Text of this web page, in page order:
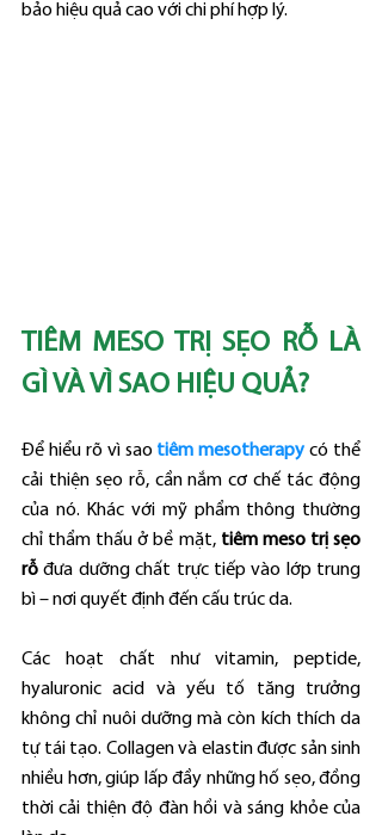
bảo hiệu quả cao với chi phí hợp lý.
TIÊM MESO TRỊ SẸO RỖ LÀ
GÌ VÀ VÌ SAO HIỆU QUẢ?
Để hiểu rõ vì sao tiêm mesotherapy có thể
cải thiện sẹo rỗ, cần nắm cơ chế tác động
của nó. Khác với mỹ phẩm thông thường
chỉ thẩm thấu ở bề mặt, tiêm meso trị sẹo
rỗ đưa dưỡng chất trực tiếp vào lớp trung
bì – nơi quyết định đến cấu trúc da.
Các hoạt chất như vitamin, peptide,
hyaluronic acid và yếu tố tăng trưởng
không chỉ nuôi dưỡng mà còn kích thích da
tự tái tạo. Collagen và elastin được sản sinh
nhiều hơn, giúp lấp đầy những hố sẹo, đồng
thời cải thiện độ đàn hồi và sáng khỏe của